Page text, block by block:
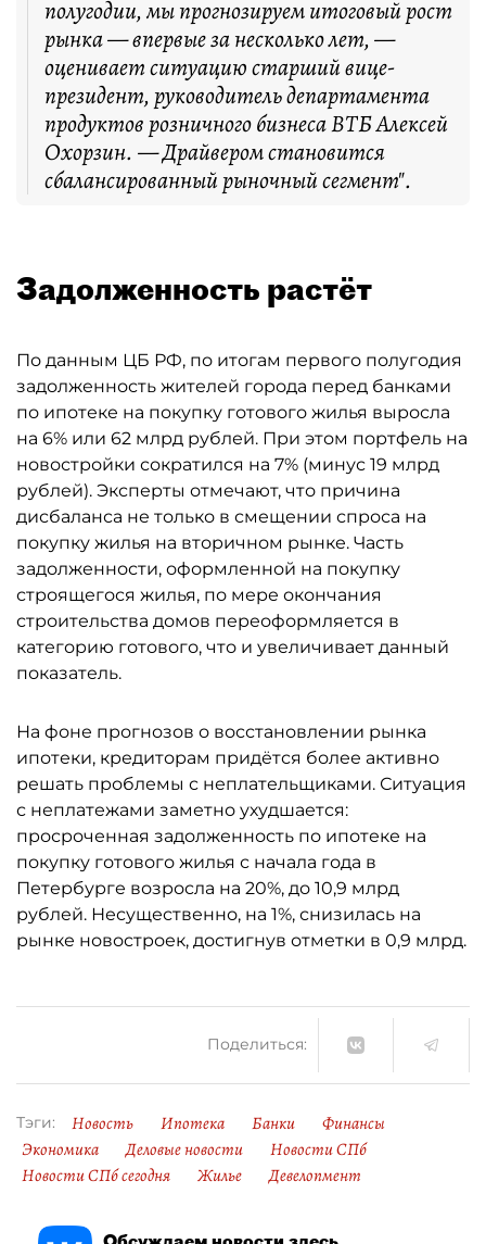
полугодии, мы прогнозируем итоговый рост
рынка — впервые за несколько лет, —
оценивает ситуацию старший вице-
президент, руководитель департамента
продуктов розничного бизнеса ВТБ Алексей
Охорзин. — Драйвером становится
сбалансированный рыночный сегмент".
Задолженность растёт
По данным ЦБ РФ, по итогам первого полугодия
задолженность жителей города перед банками
по ипотеке на покупку готового жилья выросла
на 6% или 62 млрд рублей. При этом портфель на
новостройки сократился на 7% (минус 19 млрд
рублей). Эксперты отмечают, что причина
дисбаланса не только в смещении спроса на
покупку жилья на вторичном рынке. Часть
задолженности, оформленной на покупку
строящегося жилья, по мере окончания
строительства домов переоформляется в
категорию готового, что и увеличивает данный
показатель.
На фоне прогнозов о восстановлении рынка
ипотеки, кредиторам придётся более активно
решать проблемы с неплательщиками. Ситуация
с неплатежами заметно ухудшается:
просроченная задолженность по ипотеке на
покупку готового жилья с начала года в
Петербурге возросла на 20%, до 10,9 млрд
рублей. Несущественно, на 1%, снизилась на
рынке новостроек, достигнув отметки в 0,9 млрд.
Поделиться:
Тэги: Новость Ипотека Банки
Финансы
Экономика
Деловые новости
Новости СПб
Новости СПб сегодня
Жилье Девелопмент